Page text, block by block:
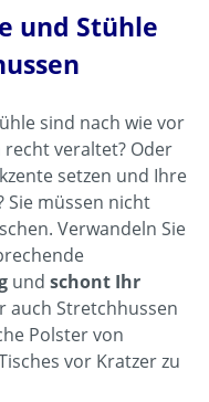
und Stühle
sind nach wie vor
veraltet? Oder
setzen und Ihre
Sie müssen nicht
Verwandeln Sie
und schont Ihr
auch Stretchhussen
Polster von
vor Kratzer zu